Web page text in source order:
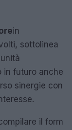
in
sottolinea
in futuro anche
sinergie con
il form